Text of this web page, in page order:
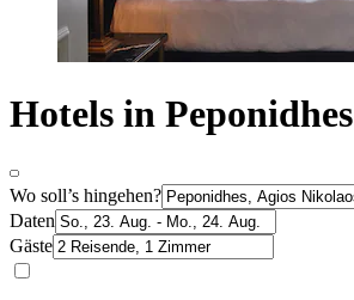
Hotels in Peponidhes
Wo soll’s hingehen?
Daten
Gäste